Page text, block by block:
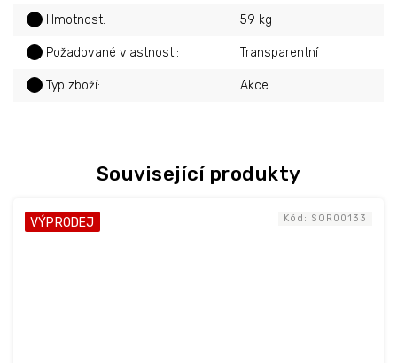
Související produkty
VÝPRODEJ Kód: SOR00133
Hmotnost: 59 kg
Požadované vlastnosti: Transparentní
Typ zboží: Akce